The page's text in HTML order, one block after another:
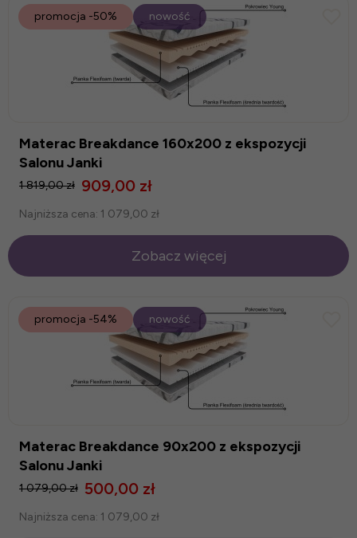
Materac Breakdance 160x200 z ekspozycji
Salonu Janki
909,00 zł
1 819,00 zł
Najniższa cena: 1 079,00 zł
Zobacz więcej
promocja -50% nowość
Materac Breakdance 90x200 z ekspozycji
Salonu Janki
500,00 zł
1 079,00 zł
Najniższa cena: 1 079,00 zł
promocja -54% nowość